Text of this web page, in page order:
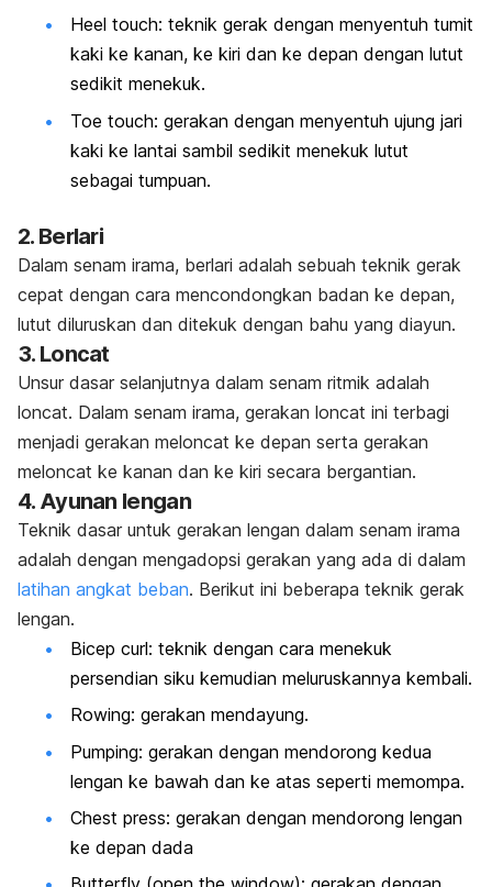
Heel touch: teknik gerak dengan menyentuh tumit
kaki ke kanan, ke kiri dan ke depan dengan lutut
sedikit menekuk.
Toe touch: gerakan dengan menyentuh ujung jari
kaki ke lantai sambil sedikit menekuk lutut
sebagai tumpuan.
2. Berlari
Dalam senam irama, berlari adalah sebuah teknik gerak
cepat dengan cara mencondongkan badan ke depan,
lutut diluruskan dan ditekuk dengan bahu yang diayun.
3. Loncat
Unsur dasar selanjutnya dalam senam ritmik adalah
loncat. Dalam senam irama, gerakan loncat ini terbagi
menjadi gerakan meloncat ke depan serta gerakan
meloncat ke kanan dan ke kiri secara bergantian.
4. Ayunan lengan
Teknik dasar untuk gerakan lengan dalam senam irama
adalah dengan mengadopsi gerakan yang ada di dalam
latihan angkat beban. Berikut ini beberapa teknik gerak
lengan.
Bicep curl: teknik dengan cara menekuk
persendian siku kemudian meluruskannya kembali.
Rowing: gerakan mendayung.
Pumping: gerakan dengan mendorong kedua
lengan ke bawah dan ke atas seperti memompa.
Chest press: gerakan dengan mendorong lengan
ke depan dada